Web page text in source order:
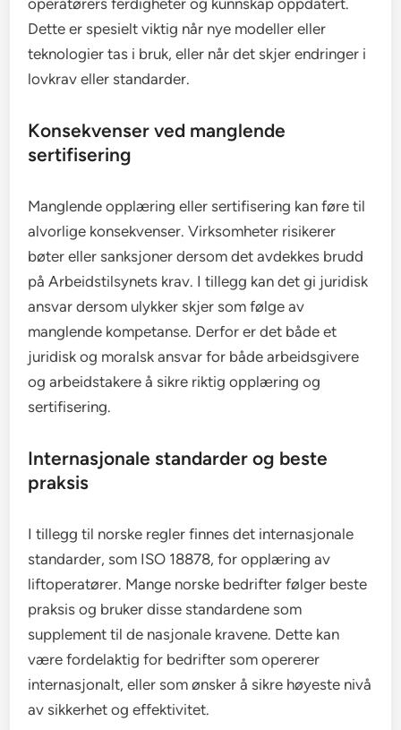
operatørers ferdigheter og kunnskap oppdatert.
Dette er spesielt viktig når nye modeller eller
teknologier tas i bruk, eller når det skjer endringer i
lovkrav eller standarder.
Konsekvenser ved manglende
sertifisering
Manglende opplæring eller sertifisering kan føre til
alvorlige konsekvenser. Virksomheter risikerer
bøter eller sanksjoner dersom det avdekkes brudd
på Arbeidstilsynets krav. I tillegg kan det gi juridisk
ansvar dersom ulykker skjer som følge av
manglende kompetanse. Derfor er det både et
juridisk og moralsk ansvar for både arbeidsgivere
og arbeidstakere å sikre riktig opplæring og
sertifisering.
Internasjonale standarder og beste
praksis
I tillegg til norske regler finnes det internasjonale
standarder, som ISO 18878, for opplæring av
liftoperatører. Mange norske bedrifter følger beste
praksis og bruker disse standardene som
supplement til de nasjonale kravene. Dette kan
være fordelaktig for bedrifter som opererer
internasjonalt, eller som ønsker å sikre høyeste nivå
av sikkerhet og effektivitet.